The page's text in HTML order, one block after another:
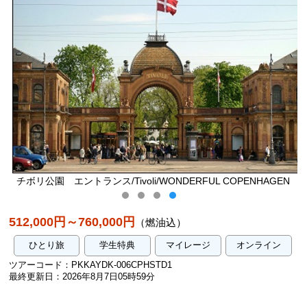
チボリ公園 エントランス/Tivoli/WONDERFUL COPENHAGEN
512,000円～760,000円 （燃油込）
ひとり旅 学生特典 マイレージ
オンライン
ツアーコード：PKKAYDK-006CPHSTD1
最終更新日：2026年8月7日05時59分